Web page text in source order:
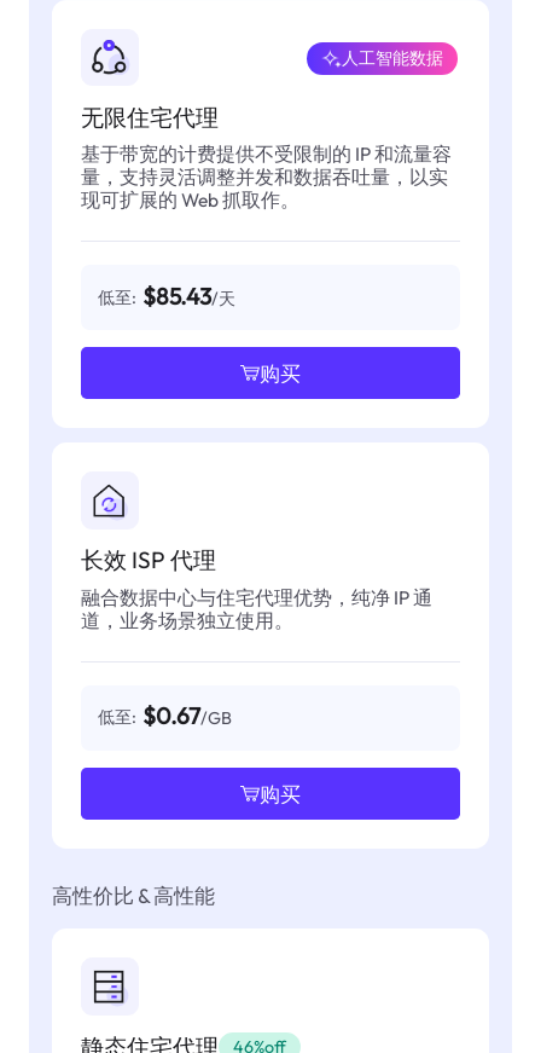
无限住宅代理
人工智能数据
基于带宽的计费提供不受限制的 IP 和流量容
量，支持灵活调整并发和数据吞吐量，以实
现可扩展的 Web 抓取作。
低至: $85.43/天
购买
长效 ISP 代理
融合数据中心与住宅代理优势，纯净 IP 通
道，业务场景独立使用。
低至: $0.67/GB
购买
高性价比 & 高性能
静态住宅代理 46%off